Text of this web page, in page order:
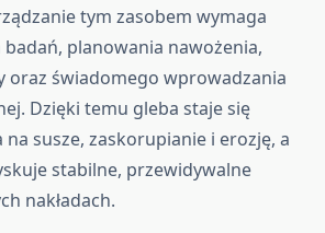
tym zasobem wymaga
planowania nawożenia,
oraz świadomego wprowadzania
Dzięki temu gleba staje się
susze, zaskorupianie i erozję, a
stabilne, przewidywalne
nakładach.